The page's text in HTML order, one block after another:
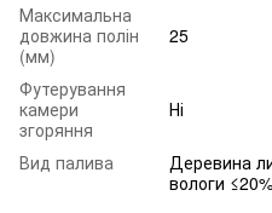
Максимальна
довжина полін
(мм)
25
Футерування
камери
згоряння
Ні
Вид палива
Деревина
вологи ≤20%